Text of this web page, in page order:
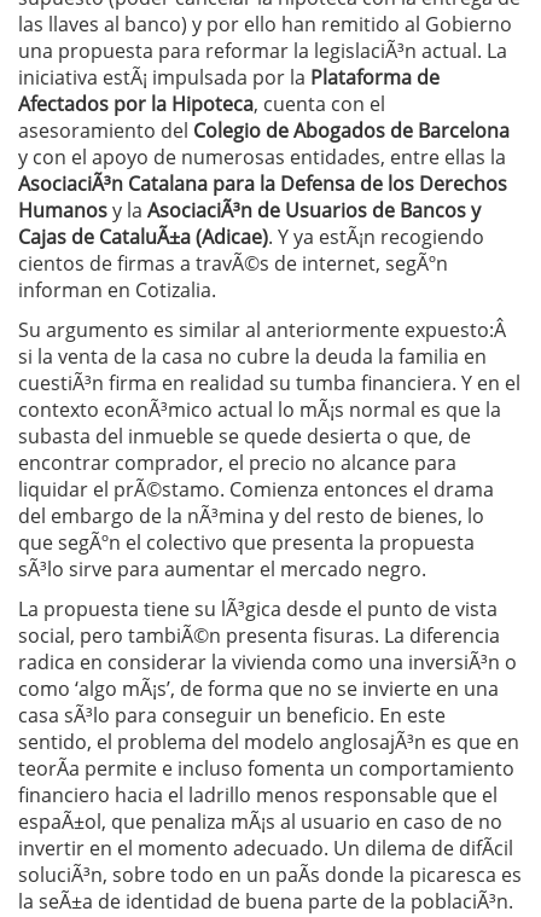
las llaves al banco) y por ello han remitido al Gobierno
una propuesta para reformar la legislaciÃ³n actual. La
iniciativa estÃ¡ impulsada por la Plataforma de
Afectados por la Hipoteca, cuenta con el
asesoramiento del Colegio de Abogados de Barcelona
y con el apoyo de numerosas entidades, entre ellas la
AsociaciÃ³n Catalana para la Defensa de los Derechos
Humanosy la AsociaciÃ³n de Usuarios de Bancos y
Cajas de CataluÃ±a (Adicae). Y ya estÃ¡n recogiendo
cientos de firmas a travÃ©s de internet, segÃºn
informan en Cotizalia.
Su argumento es similar al anteriormente expuesto:Â
si la venta de la casa no cubre la deuda la familia en
cuestiÃ³n firma en realidad su tumba financiera. Y en el
contexto econÃ³mico actual lo mÃ¡s normal es que la
subasta del inmueble se quede desierta o que, de
encontrar comprador, el precio no alcance para
liquidar el prÃ©stamo. Comienza entonces el drama
del embargo de la nÃ³mina y del resto de bienes, lo
que segÃºn el colectivo que presenta la propuesta
sÃ³lo sirve para aumentar el mercado negro.
La propuesta tiene su lÃ³gica desde el punto de vista
social, pero tambiÃ©n presenta fisuras. La diferencia
radica en considerar la vivienda como una inversiÃ³n o
como ‘algo mÃ¡s’, de forma que no se invierte en una
casa sÃ³lo para conseguir un beneficio. En este
sentido, el problema del modelo anglosajÃ³n es que en
teorÃ­a permite e incluso fomenta un comportamiento
financiero hacia el ladrillo menos responsable que el
espaÃ±ol, que penaliza mÃ¡s al usuario en caso de no
invertir en el momento adecuado. Un dilema de difÃ­cil
soluciÃ³n, sobre todo en un paÃ­s donde la picaresca es
la seÃ±a de identidad de buena parte de la poblaciÃ³n.